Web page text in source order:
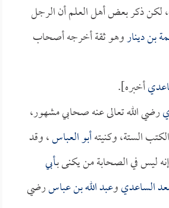
لكن ذكر بعض أهل العلم أن الرجل
بن ديناروهو ثقة أخرجه أصحاب
أخبره].
رضي الله تعالى عنه صحابي مشهور،
الستة، وكنيتهأبو العباس، وقد
ليس في الصحابة من يكنى بـأبي
الساعديوعبد الله بن عباسرضي